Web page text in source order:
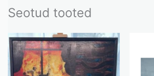
Seotud tooted